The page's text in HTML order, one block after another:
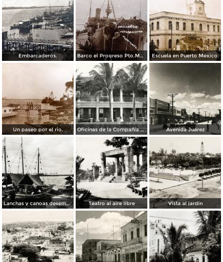
Embarcaderos. Barco el Progreso Pto.Mexico. Escuela en Puerto Mexico.
Un paseo por el rio. Oficinas de la Compañía El Águila Avenida Juárez
Lanchas y canoas desembarcando Teatro al aire libre Vista al jardín